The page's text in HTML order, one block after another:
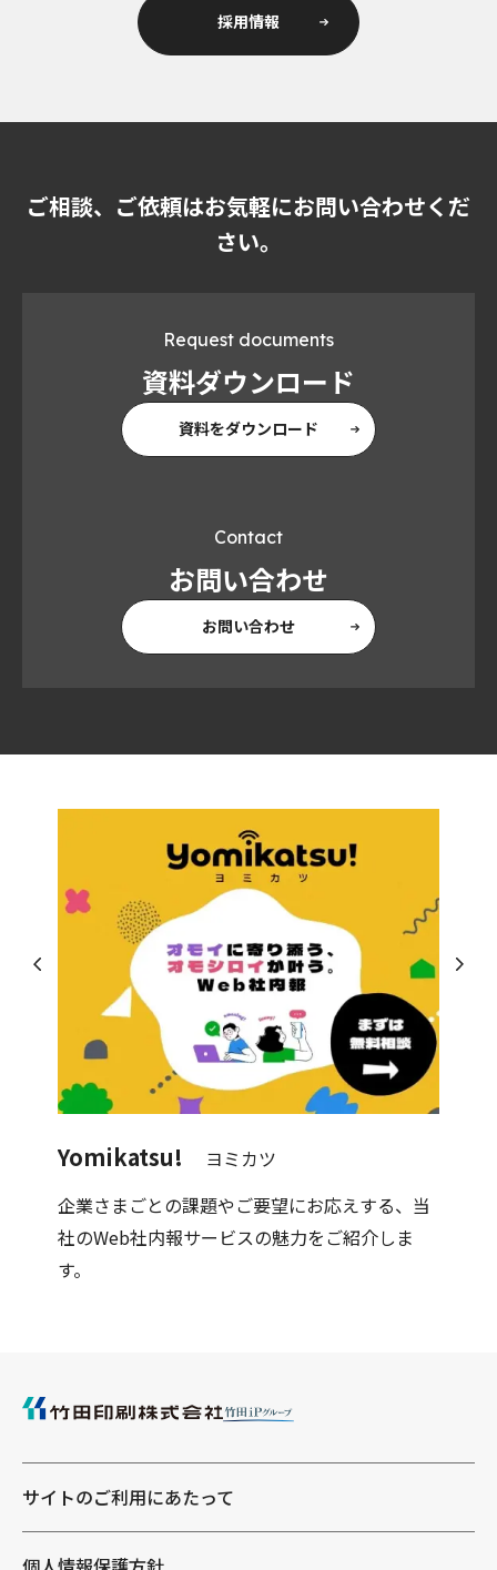
採用情報
ご相談、ご依頼はお気軽にお問い合わせくだ
さい。
Request documents
資料ダウンロード
資料をダウンロード
Contact
お問い合わせ
お問い合わせ
Yomikatsu!
ヨミカツ
企業さまごとの課題やご要望にお応えする、当
社のWeb社内報サービスの魅力をご紹介しま
す。
サイトのご利用にあたって